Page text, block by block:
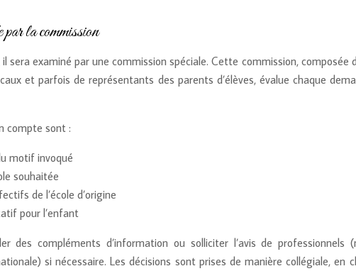
la commission
sera examiné par une commission spéciale. Cette commission, composée
et parfois de représentants des parents d’élèves, évalue chaque
compte sont :
motif invoqué
souhaitée
de l’école d’origine
pour l’enfant
des compléments d’information ou solliciter l’avis de professionnels
si nécessaire. Les décisions sont prises de manière collégiale, en